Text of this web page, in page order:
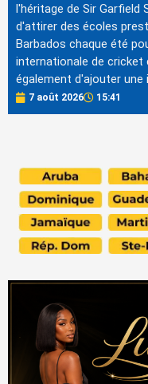
l'héritage de Sir Garfield
d'attirer des écoles
Barbados chaque été
internationale de cricket
également d'ajouter
7 août 2026 15:41